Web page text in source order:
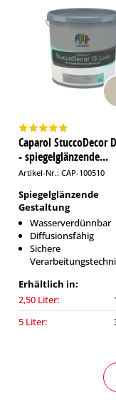
Caparol StuccoDecor
- spiegelglänzende...
Artikel-Nr.: CAP-100510
Spiegelglänzende
Gestaltung
Wasserverdünnbar
Diffusionsfähig
Sichere
Erhältlich in:
2,50 Liter:
5 Liter: